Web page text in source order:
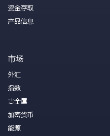
资金存取
产品信息
市场
外汇
指数
贵金属
加密货币
能源